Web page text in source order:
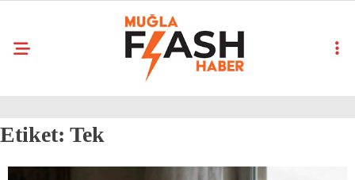
Etiket: Tek